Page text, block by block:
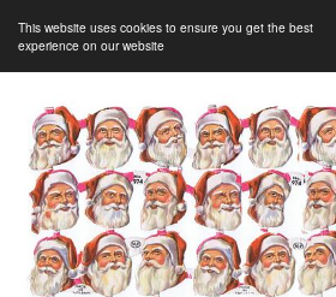
This website uses cookies to ensure you get the best
experience on our website